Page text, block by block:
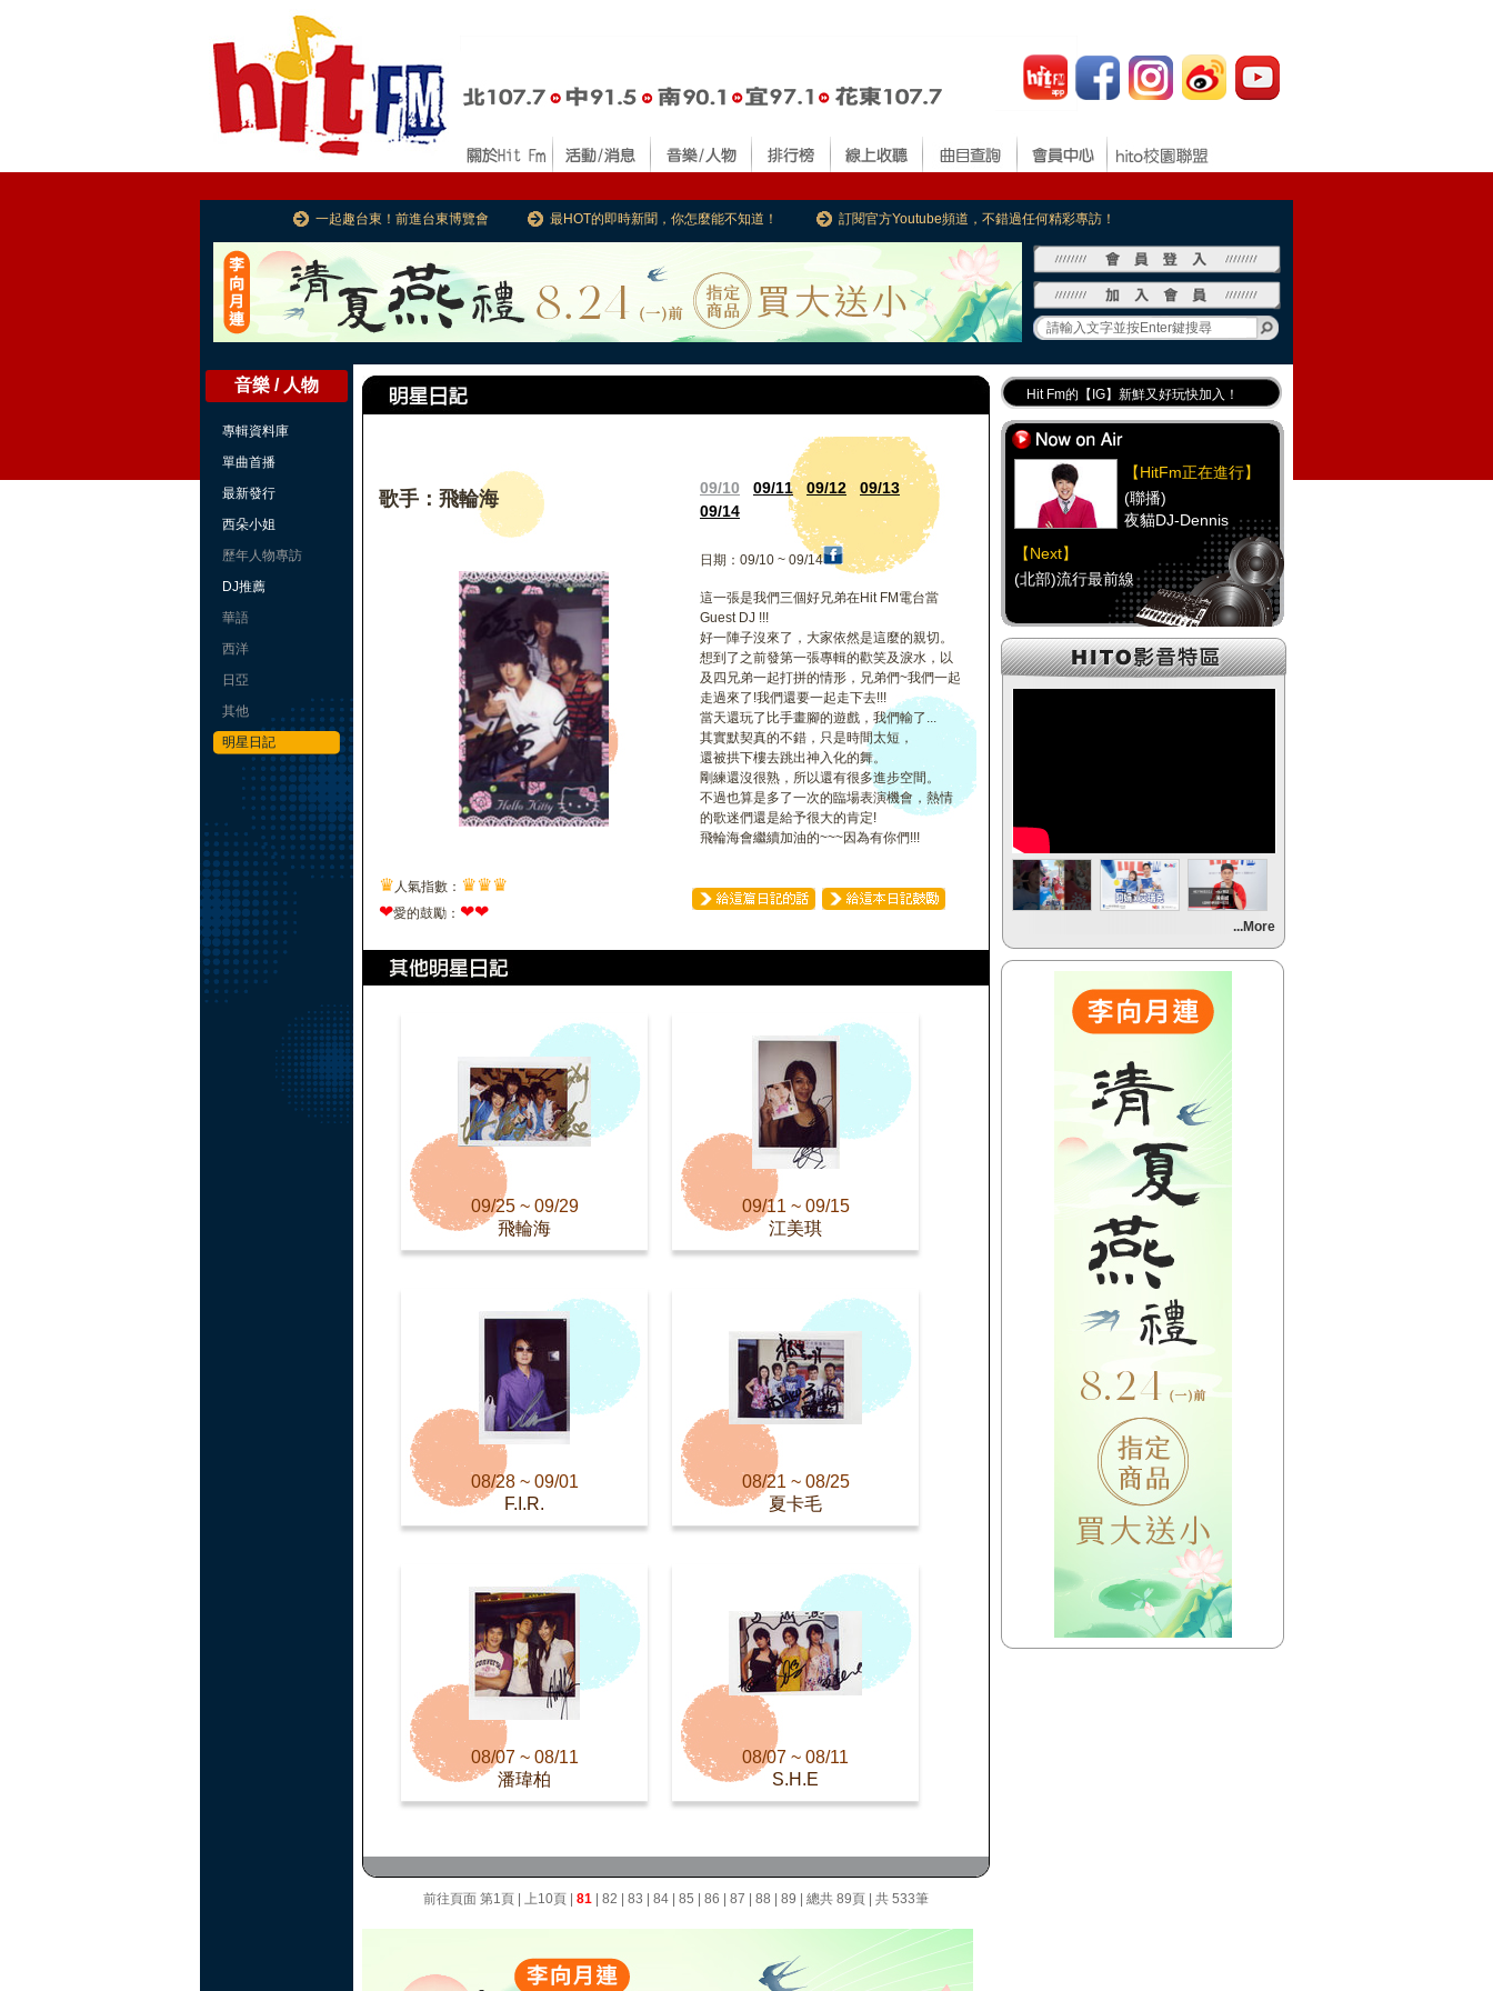
一起趣台東！前進台東博覽會 最HOT的即時新聞，你怎麼能不知道！ 訂閱官方Youtube頻道，不錯過任何精彩專訪！
音樂 / 人物
專輯資料庫
單曲首播
最新發行
西朵小姐
歷年人物專訪
DJ推薦
華語
西洋
日亞
其他
明星日記
歌手：飛輪海 09/10 09/11 09/12
09/13
09/14
日期：09/10 ~ 09/14
這一張是我們三個好兄弟在Hit FM電台當
Guest DJ !!!
好一陣子沒來了，大家依然是這麼的親切。
想到了之前發第一張專輯的歡笑及淚水，以
及四兄弟一起打拼的情形，兄弟們~我們一起
走過來了!我們還要一起走下去!!!
當天還玩了比手畫腳的遊戲，我們輸了...
其實默契真的不錯，只是時間太短，
還被拱下樓去跳出神入化的舞。
剛練還沒很熟，所以還有很多進步空間。
不過也算是多了一次的臨場表演機會，熱情
的歌迷們還是給予很大的肯定!
飛輪海會繼續加油的~~~因為有你們!!!
♛ 人氣指數： ♛♛♛
❤愛的鼓勵： ❤❤
09/25 ~ 09/29
飛輪海
09/11 ~ 09/15
江美琪
08/28 ~ 09/01
F.I.R.
08/21 ~ 08/25
夏卡毛
08/07 ~ 08/11
潘瑋柏
08/07 ~ 08/11
S.H.E
前往頁面 第1頁 上10頁 81 82 83 84 85 86 87 88 89 | 總共 89頁 | 共 533筆
Hit Fm的【IG】新鮮又好玩快加入！
Hit Fm【FB臉書粉絲團】等你加入！
最專業《DJ推薦》好音樂千萬別錯過！
好康報報 最新優惠訊息都在這！
【HitFm正在進行】
(聯播)
夜貓DJ-Dennis
【Next】
(北部)流行最前線
【HitFm正在進行】
(聯播)
(聯播)
夜貓DJ-Dennis
【Next】
【HitFm正在進行】
(聯播)
(宜蘭)流行最前線
【HitFm正在進行】
夜貓DJ-Dennis
(花東)流行最精選
...More